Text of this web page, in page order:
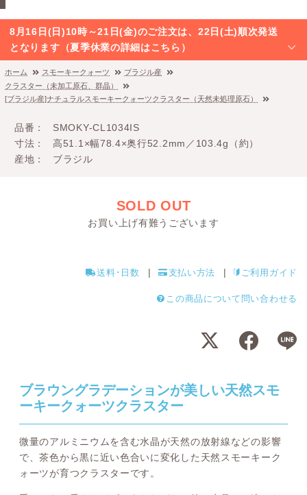
8月16日(日)10時～21日(金)のご注文は、22日(土)順次発送
となります（夏季休業の詳細はこちら）
ホーム スモーキークォーツ
ブラジル産
クラスター（未加工原石、群晶）
[ブラジル産]ナチュラルスモーキークォーツクラスター（天然未処理原石）
品番
SMOKY-CL1034IS
寸法
高51.1×幅78.4×奥行52.2mm／103.4g（約）
産地
ブラジル
SOLD OUT
お買い上げ有難うございます
送料･日数 支払い方法 ご利用ガイド
この商品について問い合わせる
ブラウングラデーションが美しい天然スモ
ーキークォーツクラスター
微量のアルミニウムを含む水晶が天然の放射線などの影響
で、茶色から黒に近い色合いに変化した天然スモーキーク
ォーツが育つクラスターです。